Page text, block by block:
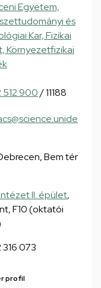
Egyetem,
és
Kar, Fizikai
Környezetfizikai
512 900/ 11188
Bem tér
II. épület,
F10 (oktatói
316 073
profil